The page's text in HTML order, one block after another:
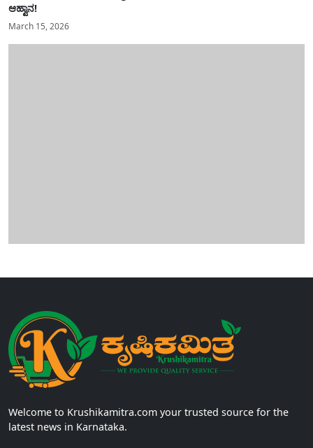
ಆಹ್ವಾನ!
March 15, 2026
Welcome to Krushikamitra.com your trusted source for the
latest news in Karnataka.